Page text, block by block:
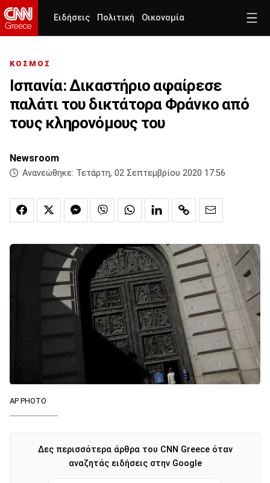
Ειδήσεις Πολιτική Οικονομία
ΚΟΣΜΟΣ
Ισπανία: Δικαστήριο αφαίρεσε
παλάτι του δικτάτορα Φράνκο από
τους κληρονόμους του
Newsroom
Ανανεώθηκε: Τετάρτη, 02 Σεπτεμβρίου 2020 17:56
AP PHOTO
Δες περισσότερα άρθρα του CNN Greece όταν
αναζητάς ειδήσεις στην Google